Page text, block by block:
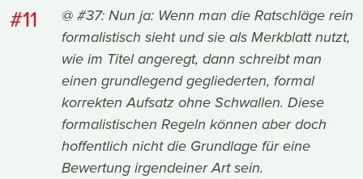
#11
@ #37: Nun ja: Wenn man die Ratschläge rein
formalistisch sieht und sie als Merkblatt nutzt,
wie im Titel angeregt, dann schreibt man
einen grundlegend gegliederten, formal
korrekten Aufsatz ohne Schwallen. Diese
formalistischen Regeln können aber doch
hoffentlich nicht die Grundlage für eine
Bewertung irgendeiner Art sein.